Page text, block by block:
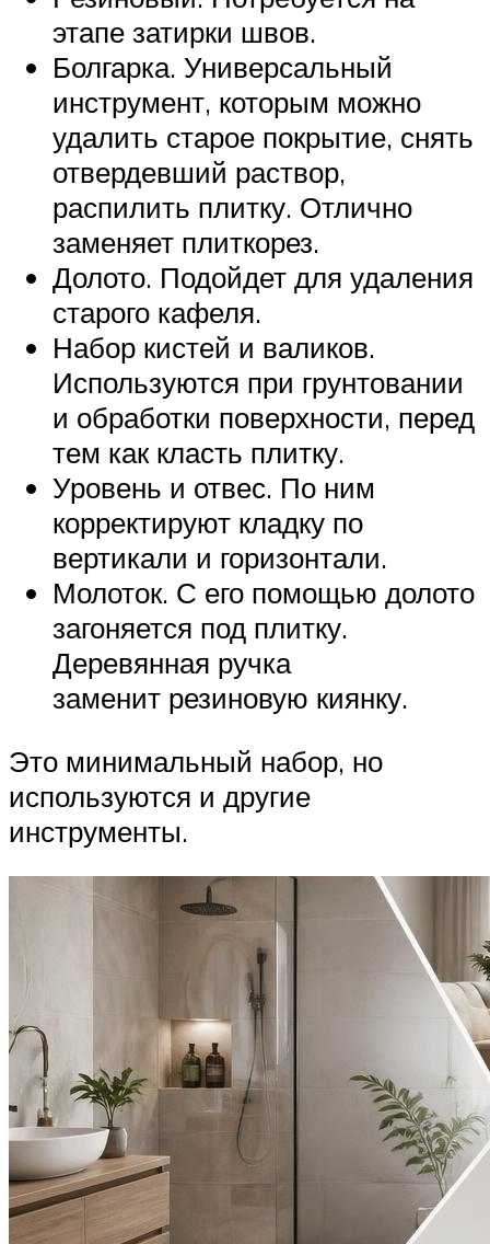
этапе затирки швов.
Болгарка. Универсальный
инструмент, которым можно
удалить старое покрытие, снять
отвердевший раствор,
распилить плитку. Отлично
заменяет плиткорез.
Долото. Подойдет для удаления
старого кафеля.
Набор кистей и валиков.
Используются при грунтовании
и обработки поверхности, перед
тем как класть плитку.
Уровень и отвес. По ним
корректируют кладку по
вертикали и горизонтали.
Молоток. С его помощью долото
загоняется под плитку.
Деревянная ручка
заменит резиновую киянку.
Это минимальный набор, но
используются и другие
инструменты.